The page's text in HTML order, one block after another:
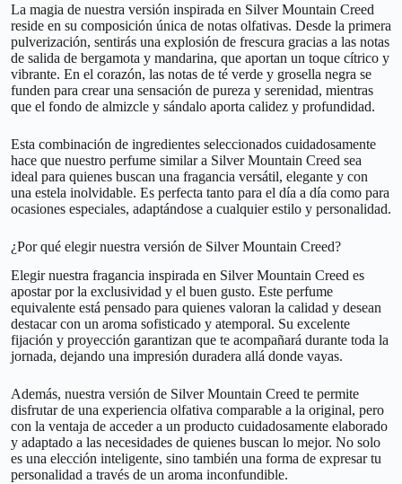
La magia de nuestra versión inspirada en Silver Mountain Creed
reside en su composición única de notas olfativas. Desde la primera
pulverización, sentirás una explosión de frescura gracias a las notas
de salida de bergamota y mandarina, que aportan un toque cítrico y
vibrante. En el corazón, las notas de té verde y grosella negra se
funden para crear una sensación de pureza y serenidad, mientras
que el fondo de almizcle y sándalo aporta calidez y profundidad.
Esta combinación de ingredientes seleccionados cuidadosamente
hace que nuestro perfume similar a Silver Mountain Creed sea
ideal para quienes buscan una fragancia versátil, elegante y con
una estela inolvidable. Es perfecta tanto para el día a día como para
ocasiones especiales, adaptándose a cualquier estilo y personalidad.
¿Por qué elegir nuestra versión de Silver Mountain Creed?
Elegir nuestra fragancia inspirada en Silver Mountain Creed es
apostar por la exclusividad y el buen gusto. Este perfume
equivalente está pensado para quienes valoran la calidad y desean
destacar con un aroma sofisticado y atemporal. Su excelente
fijación y proyección garantizan que te acompañará durante toda la
jornada, dejando una impresión duradera allá donde vayas.
Además, nuestra versión de Silver Mountain Creed te permite
disfrutar de una experiencia olfativa comparable a la original, pero
con la ventaja de acceder a un producto cuidadosamente elaborado
y adaptado a las necesidades de quienes buscan lo mejor. No solo
es una elección inteligente, sino también una forma de expresar tu
personalidad a través de un aroma inconfundible.